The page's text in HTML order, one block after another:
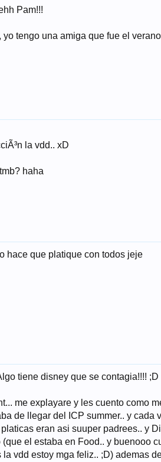
Pam!!!
tengo una amiga que fue el
la vdd.. xD
haha
hace que platique con todos jeje
tiene disney que se contagia!!!! ;D
me explayare y les cuento como
de llegar del ICP summer.. y
eran asi suuper padrees.. y
el estaba en Food.. y buenooo
vdd estoy mga feliz.. ;D) ademas